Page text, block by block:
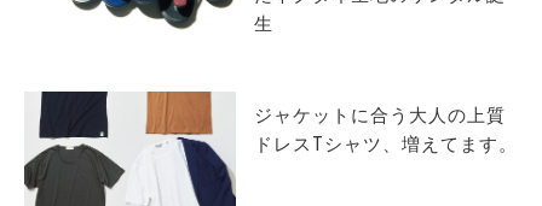
生
ジャケットに合う大人の上質
ドレスTシャツ、増えてます。